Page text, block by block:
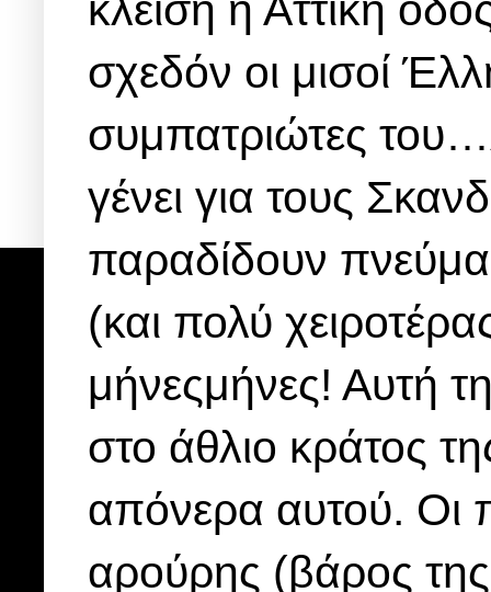
κλείση η Αττική
σχεδόν οι μισοί
συμπατριώτες
γένει για τους
παραδίδουν
(και πολύ
μήνεςμήνες! Αυτή
στο άθλιο κράτος
απόνερα αυτού. Οι
αρούρης (βάρος